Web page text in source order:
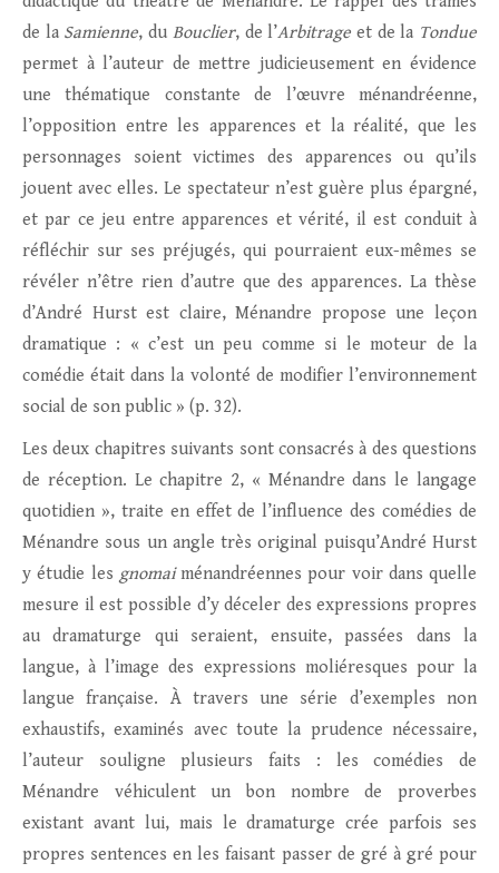
de la Samienne, du Bouclier, de l’Arbitrage et de la Tondue
permet à l’auteur de mettre judicieusement en évidence
une thématique constante de l’œuvre ménandréenne,
l’opposition entre les apparences et la réalité, que les
personnages soient victimes des apparences ou qu’ils
jouent avec elles. Le spectateur n’est guère plus épargné,
et par ce jeu entre apparences et vérité, il est conduit à
réfléchir sur ses préjugés, qui pourraient eux-mêmes se
révéler n’être rien d’autre que des apparences. La thèse
d’André Hurst est claire, Ménandre propose une leçon
dramatique : « c’est un peu comme si le moteur de la
comédie était dans la volonté de modifier l’environnement
social de son public » (p. 32).
Les deux chapitres suivants sont consacrés à des questions
de réception. Le chapitre 2, « Ménandre dans le langage
quotidien », traite en effet de l’influence des comédies de
Ménandre sous un angle très original puisqu’André Hurst
y étudie les gnomaiménandréennes pour voir dans quelle
mesure il est possible d’y déceler des expressions propres
au dramaturge qui seraient, ensuite, passées dans la
langue, à l’image des expressions moliéresques pour la
langue française. À travers une série d’exemples non
exhaustifs, examinés avec toute la prudence nécessaire,
l’auteur souligne plusieurs faits : les comédies de
Ménandre véhiculent un bon nombre de proverbes
existant avant lui, mais le dramaturge crée parfois ses
propres sentences en les faisant passer de gré à gré pour